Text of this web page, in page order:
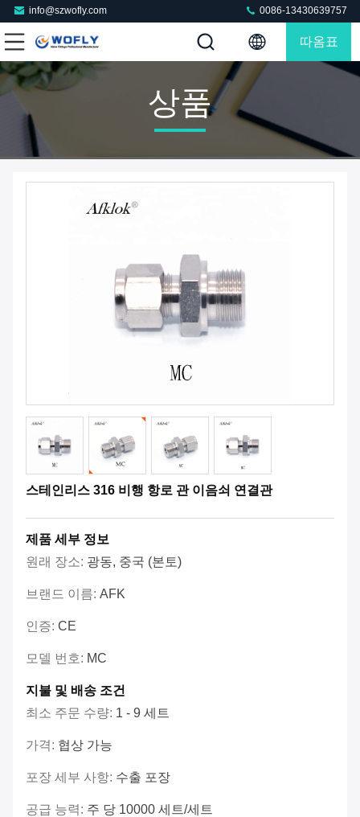
info@szwofly.com 0086-13430639757
따옴표
상품
스테인리스 316 비행 항로 관 이음쇠 연결관
제품 세부 정보
원래 장소: 광동, 중국 (본토)
브랜드 이름: AFK
인증: CE
모델 번호: MC
지불 및 배송 조건
최소 주문 수량: 1 - 9 세트
가격: 협상 가능
포장 세부 사항: 수출 포장
공급 능력: 주 당 10000 세트/세트